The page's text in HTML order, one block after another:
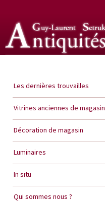
Les dernières trouvailles
Vitrines anciennes de magasin
Décoration de magasin
Luminaires
In situ
Qui sommes nous ?